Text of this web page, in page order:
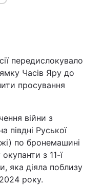
передислокувало
Часів Яру до
просування
війни з
півдні Руської
по бронемашині
з 11-ї
яка діяла поблизу
року.